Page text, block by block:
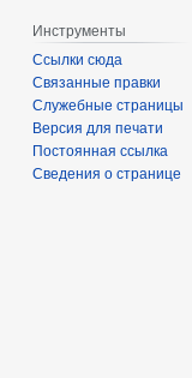
Инструменты
Ссылки сюда
Связанные правки
Служебные страницы
Версия для печати
Постоянная ссылка
Сведения о странице